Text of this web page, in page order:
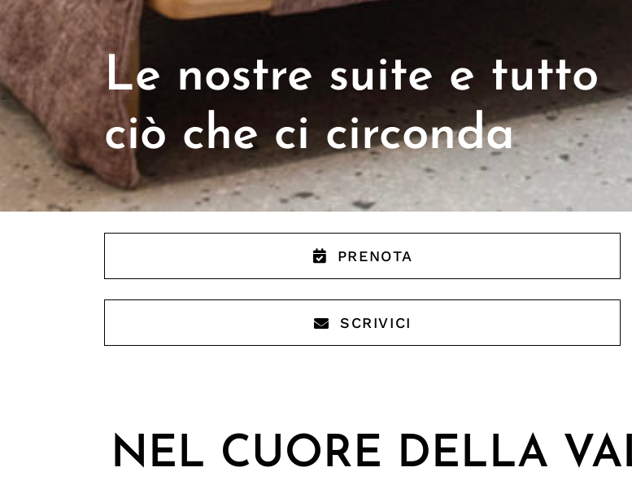
Le nostre suite e tutto
ciò che ci circonda
PRENOTA
SCRIVICI
NEL CUORE DELLA